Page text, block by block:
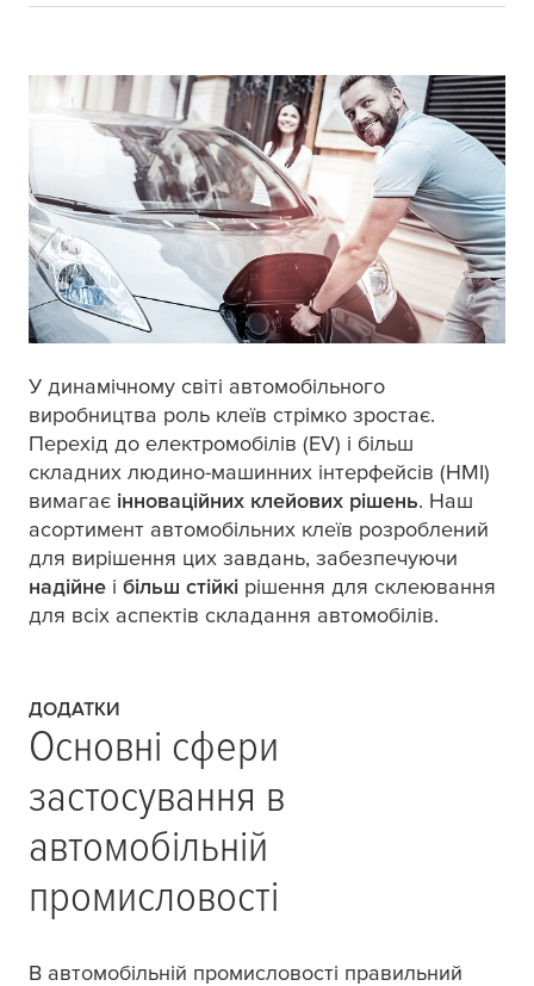
У динамічному світі автомобільного
виробництва роль клеїв стрімко зростає.
Перехід до електромобілів (EV) і більш
складних людино-машинних інтерфейсів (HMI)
вимагає інноваційних клейових рішень. Наш
асортимент автомобільних клеїв розроблений
для вирішення цих завдань, забезпечуючи
надійне і більш стійкі рішення для склеювання
для всіх аспектів складання автомобілів.
ДОДАТКИ
Основні сфери
застосування в
автомобільній
промисловості
В автомобільній промисловості правильний